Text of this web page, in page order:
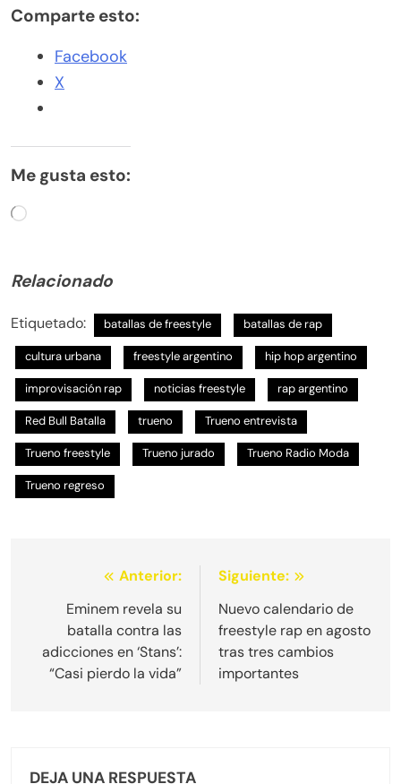
Comparte esto:
Facebook
X
Me gusta esto:
Cargando...
Relacionado
Etiquetado: batallas de freestyle batallas de rap
cultura urbana freestyle argentino hip hop argentino
improvisación rap noticias freestyle rap argentino
Red Bull Batalla trueno Trueno entrevista
Trueno freestyle Trueno jurado Trueno Radio Moda
Trueno regreso
Navegación
entradas
Anterior:
Eminem revela su
batalla contra las
adicciones en ‘Stans’:
“Casi pierdo la vida”
Siguiente:
Nuevo calendario de
freestyle rap en agosto
tras tres cambios
importantes
DEJA UNA RESPUESTA